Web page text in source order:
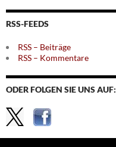
Themen
RSS-FEEDS
RSS – Beiträge
RSS – Kommentare
ODER FOLGEN SIE UNS AUF: